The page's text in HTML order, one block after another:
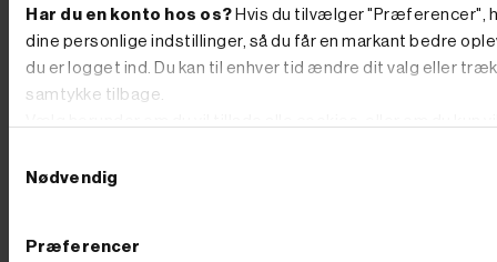
Har du en konto hos os? Hvis du tilvælger "Præferencer",
dine personlige indstillinger, så du får en markant bedre
du er logget ind. Du kan til enhver tid ændre dit valg eller
samtykke tilbage.
Nødvendig
Præferencer
Hvad koster en minigraver? En minigraver kan
afhængigt af model, drivkraft og udstyr købes fra
omkring 30.000 kr. og op til flere hundrede tusinde
kroner for de største, fuldt udstyrede maskiner. Du
betaler især for vægt, motorkraft og det medfølgende
afhænger af opgaven. Skal du grave i egen have, kan
"edderkop"-maskine med ben. Skal du arbejde
professionelt, får du brug for en maskine på larvebånd
løfte? Løfteevnen afhænger af maskinens vægt og af,